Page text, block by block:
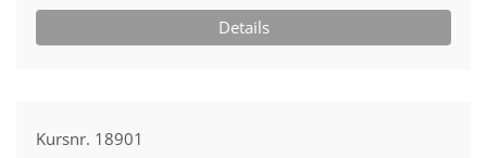
Details
Kursnr. 18901